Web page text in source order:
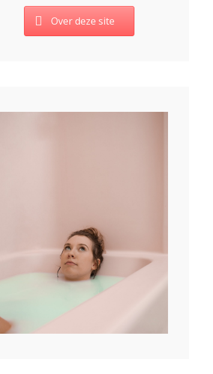
Over deze site